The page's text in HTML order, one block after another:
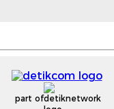
part of